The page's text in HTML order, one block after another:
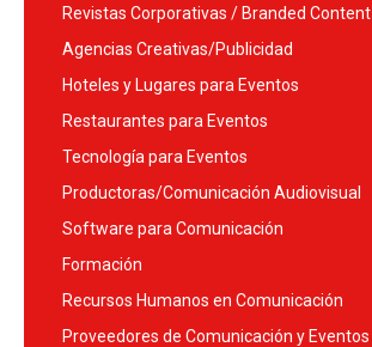
Revistas Corporativas / Branded Content
Agencias Creativas/Publicidad
Hoteles y Lugares para Eventos
Restaurantes para Eventos
Tecnología para Eventos
Productoras/Comunicación Audiovisual
Software para Comunicación
Formación
Recursos Humanos en Comunicación
Proveedores de Comunicación y Eventos